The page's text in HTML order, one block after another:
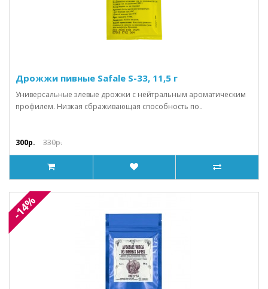
Дрожжи пивные Safale S-33, 11,5 г
Универсальные элевые дрожжи с нейтральным ароматическим
профилем. Низкая сбраживающая способность по..
300р. 330р.
-14%